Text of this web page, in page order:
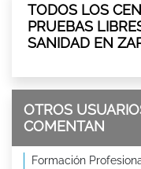
TODOS LOS
PRUEBAS
SANIDAD EN
OTROS
COMENTAN
Formación